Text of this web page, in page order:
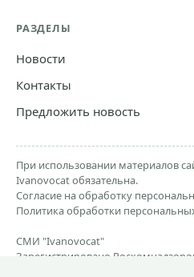
РАЗДЕЛЫ
Новости
Контакты
Предложить новость
При использовании материалов
Ivanovocat обязательна.
Согласие на обработку
Политика обработки
СМИ "Ivanovocat"
Зарегистрировано